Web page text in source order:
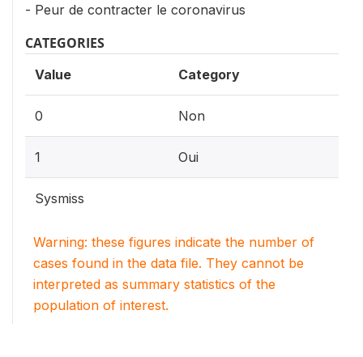
- Peur de contracter le coronavirus
CATEGORIES
Value Category
0 Non
1 Oui
Sysmiss
Warning: these figures indicate the number of
cases found in the data file. They cannot be
interpreted as summary statistics of the
population of interest.